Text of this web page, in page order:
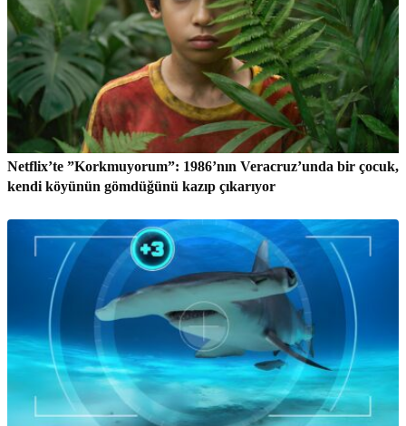
Netflix’te ”Korkmuyorum”: 1986’nın Veracruz’unda bir çocuk,
kendi köyünün gömdüğünü kazıp çıkarıyor